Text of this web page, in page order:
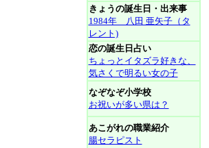
きょうの誕生日・出来事
1984年 八田 亜矢子（タ
レント)
恋の誕生日占い
ちょっとイタズラ好きな、
気さくで明るい女の子
なぞなぞ小学校
お祝いが多い県は？
あこがれの職業紹介
腸セラピスト